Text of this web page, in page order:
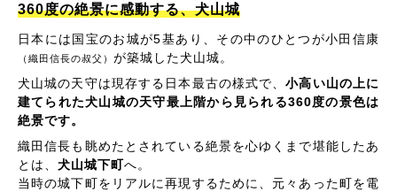
360度の絶景に感動する、犬山城
日本には国宝のお城が5基あり、その中のひとつが小田信康
（織田信長の叔父） が築城した犬山城。
犬山城の天守は現存する日本最古の様式で、小高い山の上に
建てられた犬山城の天守最上階から見られる360度の景色は
絶景です。
織田信長も眺めたとされている絶景を心ゆくまで堪能したあ
とは、 犬山城下町へ。
当時の城下町をリアルに再現するために、元々あった町を電